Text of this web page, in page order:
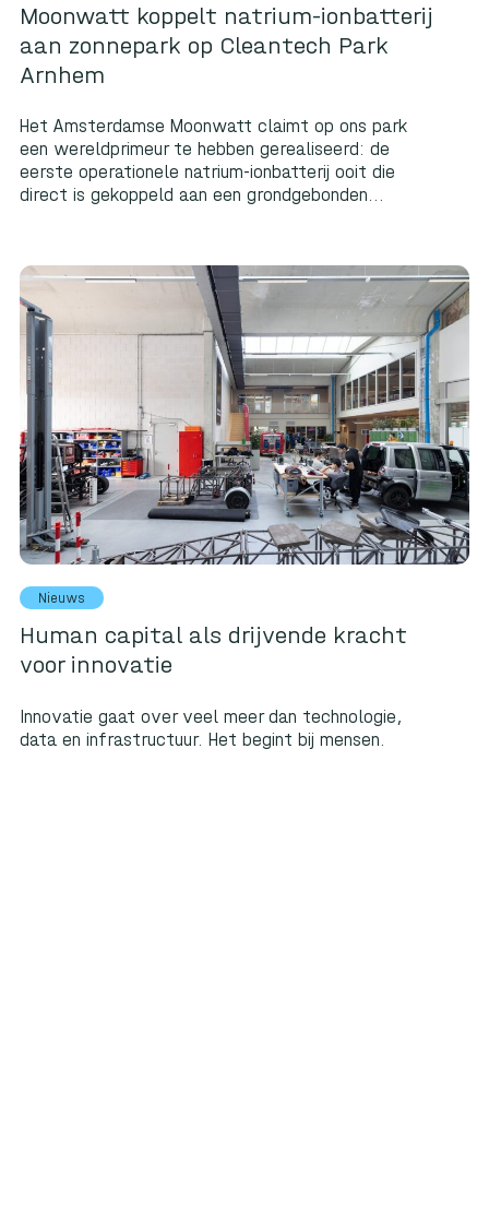
Moonwatt koppelt natrium-ionbatterij
aan zonnepark op Cleantech Park
Arnhem
Het Amsterdamse Moonwatt claimt op ons park
een wereldprimeur te hebben gerealiseerd: de
eerste operationele natrium-ionbatterij ooit die
direct is gekoppeld aan een grondgebonden...
Nieuws
Human capital als drijvende kracht
voor innovatie
Innovatie gaat over veel meer dan technologie,
data en infrastructuur. Het begint bij mensen.